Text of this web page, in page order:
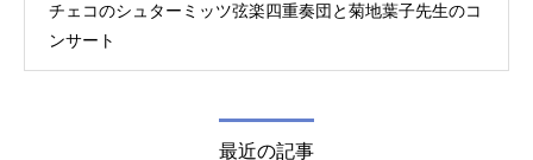
チェコのシュターミッツ弦楽四重奏団と菊地葉子先生のコ
ンサート
最近の記事